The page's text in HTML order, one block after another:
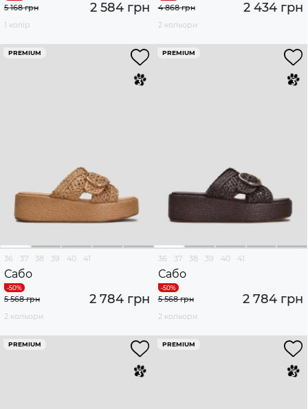
2 584 грн
5 168 грн
1 колір
2 434 грн
4 868 грн
2 кольори
PREMIUM
36 37 38 39 40 41
Сабо
2 784 грн
5 568 грн
2 кольори
PREMIUM
36 37 38 39 40 41
Сабо
2 784 грн
5 568 грн
2 кольори
PREMIUM PREMIUM